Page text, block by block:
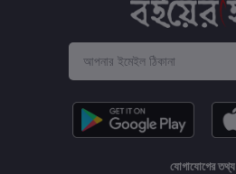
যোগাযোগের তথ্য